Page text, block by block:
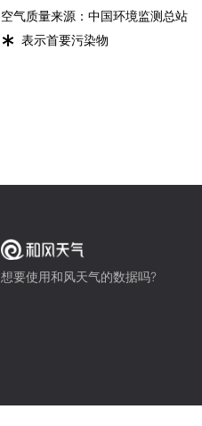
空气质量来源：中国环境监测总站
* 表示首要污染物
想要使用和风天气的数据吗?